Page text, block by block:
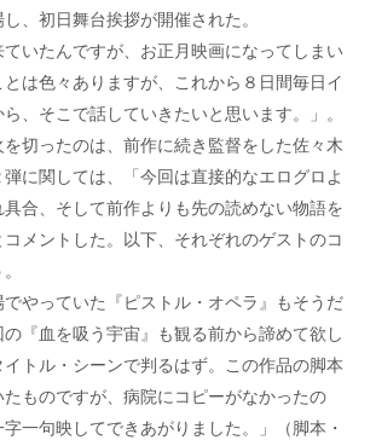
、初日舞台挨拶が開催された。
いたんですが、お正月映画になってしまい
は色々ありますが、これから８日間毎日イ
、そこで話していきたいと思います。」。
切ったのは、前作に続き監督をした佐々木
に関しては、「今回は直接的なエログロよ
合、そして前作よりも先の読めない物語を
メントした。以下、それぞれのゲストのコ
やっていた『ピストル・オペラ』もそうだ
『血を吸う宇宙』も観る前から諦めて欲し
トル・シーンで判るはず。この作品の脚本
ものですが、病院にコピーがなかったの
一句映してできあがりました。」（脚本・